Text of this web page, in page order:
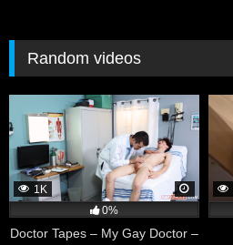
Random videos
1K
0%
Doctor Tapes – My Gay Doctor –